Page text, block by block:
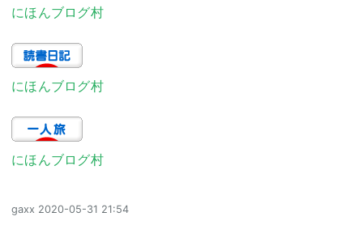
にほんブログ村
にほんブログ村
にほんブログ村
gaxx 2020-05-31 21:54